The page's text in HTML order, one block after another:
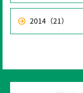
2014 （21）